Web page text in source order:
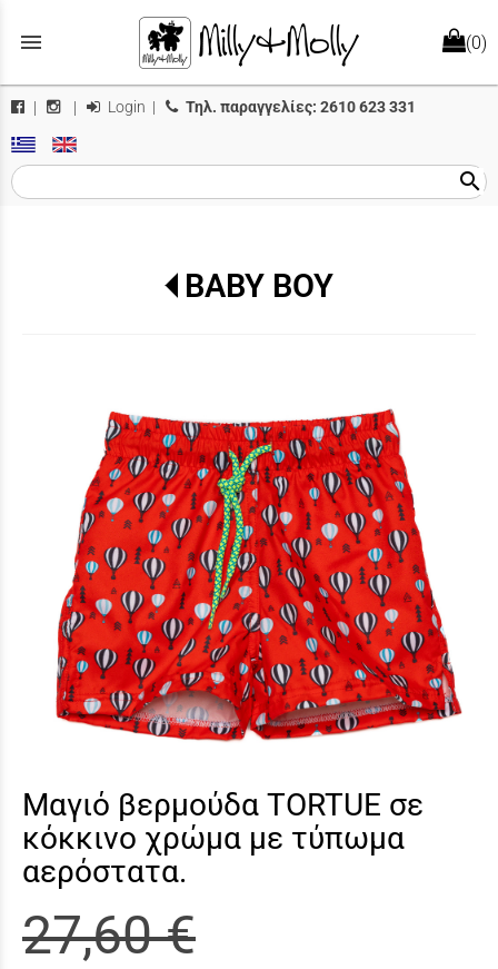
menu (0)
| | Login | Τηλ. παραγγελίες: 2610 623 331
search
BABY BOY
Μαγιό βερμούδα TORTUE σε
κόκκινο χρώμα με τύπωμα
αερόστατα.
27,60 €